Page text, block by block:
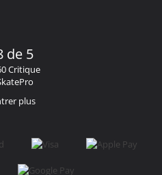
de 5
Critique
plus